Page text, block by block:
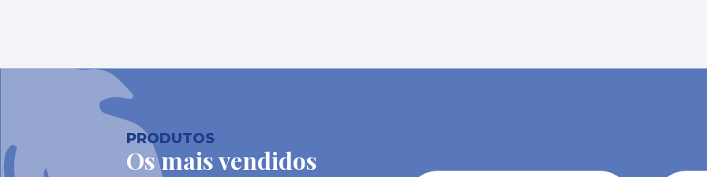
PRODUTOS
Os mais vendidos